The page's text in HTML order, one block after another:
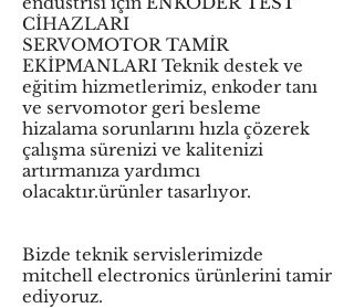
CİHAZLARI
SERVOMOTOR TAMİR
EKİPMANLARI Teknik destek ve
eğitim hizmetlerimiz, enkoder tanı
ve servomotor geri besleme
hizalama sorunlarını hızla çözerek
çalışma sürenizi ve kalitenizi
artırmanıza yardımcı
olacaktır.ürünler tasarlıyor.
Bizde teknik servislerimizde
mitchell electronics ürünlerini tamir
ediyoruz.